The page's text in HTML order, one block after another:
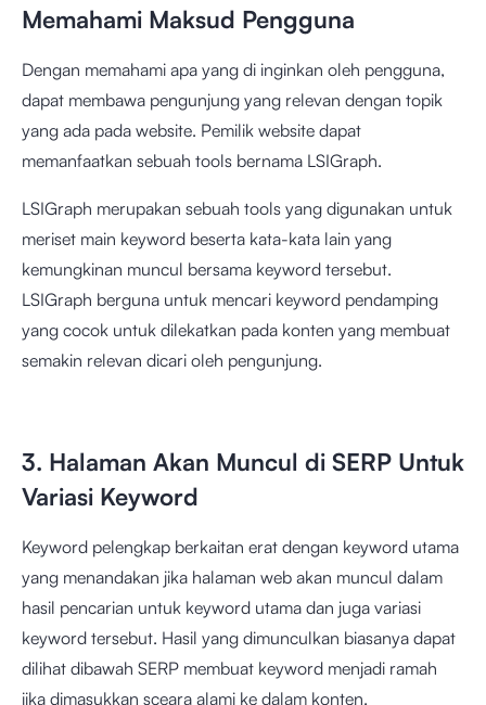
Memahami Maksud Pengguna
Dengan memahami apa yang di inginkan oleh pengguna,
dapat membawa pengunjung yang relevan dengan topik
yang ada pada website. Pemilik website dapat
memanfaatkan sebuah tools bernama LSIGraph.
LSIGraph merupakan sebuah tools yang digunakan untuk
meriset main keyword beserta kata-kata lain yang
kemungkinan muncul bersama keyword tersebut.
LSIGraph berguna untuk mencari keyword pendamping
yang cocok untuk dilekatkan pada konten yang membuat
semakin relevan dicari oleh pengunjung.
3. Halaman Akan Muncul di SERP Untuk
Variasi Keyword
Keyword pelengkap berkaitan erat dengan keyword utama
yang menandakan jika halaman web akan muncul dalam
hasil pencarian untuk keyword utama dan juga variasi
keyword tersebut. Hasil yang dimunculkan biasanya dapat
dilihat dibawah SERP membuat keyword menjadi ramah
jika dimasukkan sceara alami ke dalam konten.